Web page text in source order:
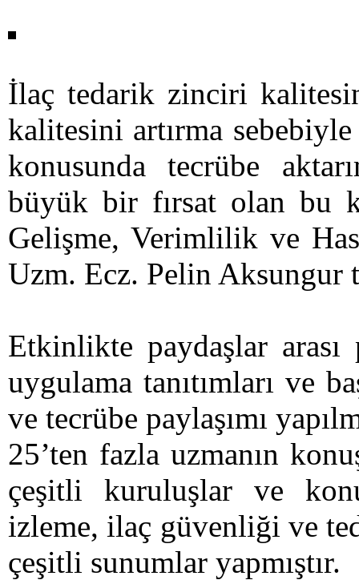
İlaç tedarik zinciri
kalitesini artırma
konusunda tecrübe
büyük bir fırsat olan bu
Gelişme, Verimlilik ve
Uzm. Ecz. Pelin Aksungur
Etkinlikte paydaşlar arası
uygulama tanıtımları ve
ve tecrübe paylaşımı
25’ten fazla uzmanın
çeşitli kuruluşlar ve
izleme, ilaç güvenliği ve
çeşitli sunumlar yapmıştır.